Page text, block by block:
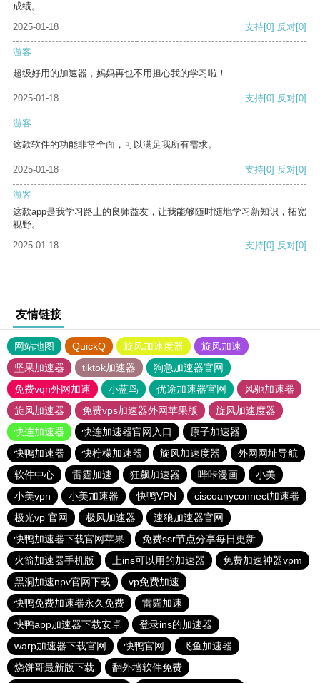
成绩。
2025-01-18
支持[0] 反对[0]
游客
超级好用的加速器，妈妈再也不用担心我的学习啦！
2025-01-18 支持[0] 反对[0]
游客
这款软件的功能非常全面，可以满足我所有需求。
2025-01-18 支持[0] 反对[0]
游客
这款app是我学习路上的良师益友，让我能够随时随地学习新知识，拓宽
视野。
2025-01-18
支持[0] 反对[0]
友情链接
网站地图 QuickQ 旋风加速度器
旋风加速
坚果加速器
tiktok加速器
狗急加速器官网
免费vqn外网加速
小蓝鸟 优途加速器官网
风驰加速器
旋风加速器
免费vps加速器外网苹果版
旋风加速度器
快连加速器
快连加速器官网入口
原子加速器
快鸭加速器
快柠檬加速器 旋风加速度器
外网网址导航
软件中心
雷霆加速 狂飙加速器 哔咔漫画
小美
小美vpn
小美加速器 快鸭VPN
ciscoanyconnect加速器
极光vp 官网
极风加速器
速狼加速器官网
快鸭加速器下载官网苹果
免费ssr节点分享每日更新
火箭加速器手机版
上ins可以用的加速器
免费加速神器vpm
黑洞加速npv官网下载
vp免费加速
快鸭免费加速器永久免费
雷霆加速
快鸭app加速器下载安卓
登录ins的加速器
warp加速器下载官网
快鸭官网
飞鱼加速器
烧饼哥最新版下载
翻外墙软件免费